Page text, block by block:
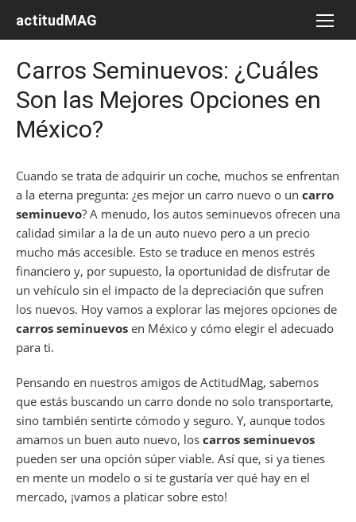
actitudMAG
Carros Seminuevos: ¿Cuáles
Son las Mejores Opciones en
México?
Cuando se trata de adquirir un coche, muchos se enfrentan
a la eterna pregunta: ¿es mejor un carro nuevo o un carro
seminuevo? A menudo, los autos seminuevos ofrecen una
calidad similar a la de un auto nuevo pero a un precio
mucho más accesible. Esto se traduce en menos estrés
financiero y, por supuesto, la oportunidad de disfrutar de
un vehículo sin el impacto de la depreciación que sufren
los nuevos. Hoy vamos a explorar las mejores opciones de
carros seminuevos en México y cómo elegir el adecuado
para ti.
Pensando en nuestros amigos de ActitudMag, sabemos
que estás buscando un carro donde no solo transportarte,
sino también sentirte cómodo y seguro. Y, aunque todos
amamos un buen auto nuevo, los carros seminuevos
pueden ser una opción súper viable. Así que, si ya tienes
en mente un modelo o si te gustaría ver qué hay en el
mercado, ¡vamos a platicar sobre esto!